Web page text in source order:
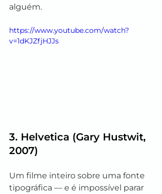
alguém.
https://www.youtube.com/watch?
v=1dKJZfjHJJs
3. Helvetica (Gary Hustwit,
2007)
Um filme inteiro sobre uma fonte
tipográfica — e é impossível parar